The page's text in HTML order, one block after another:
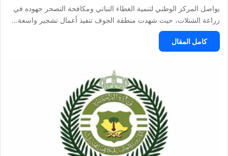
يواصل المركز الوطني لتنمية الغطاء النباتي ومكافحة التصحر جهوده في
زراعة الشتلات، حيث شهدت منطقة الجوف تنفيذ أعمال تشجير واسعة…
كامل المقال